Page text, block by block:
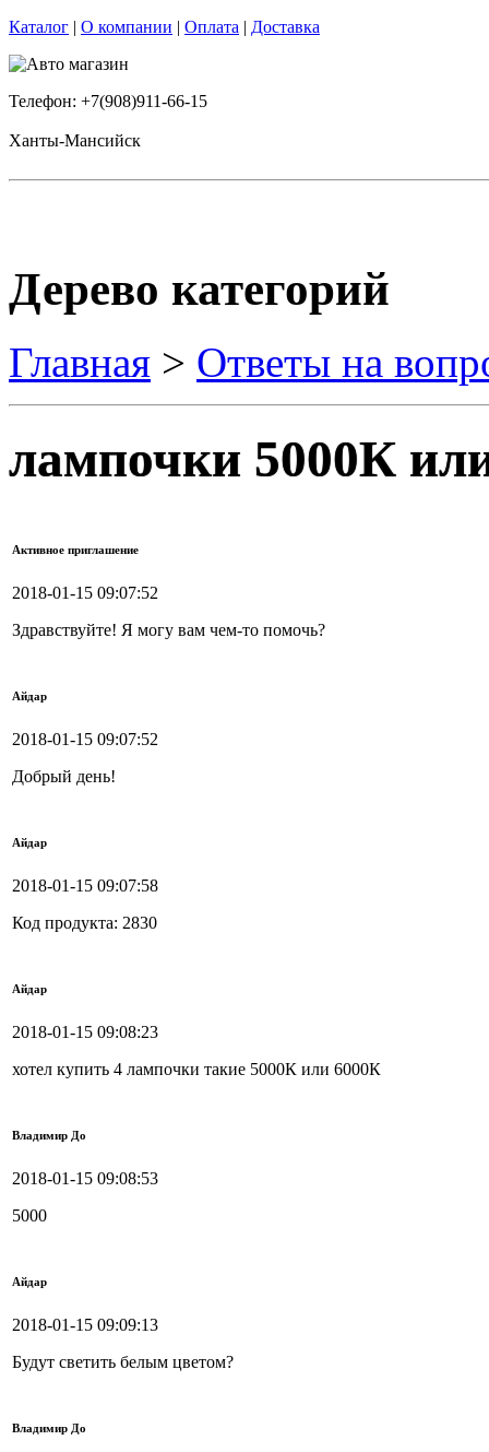
Каталог | О компании | Оплата | Доставка
Телефон: +7(908)911-66-15
Ханты-Мансийск
Дерево категорий
Главная > Ответы на
лампочки 5000К
Активное приглашение
2018-01-15 09:07:52
Здравствуйте! Я могу вам чем-то помочь?
Айдар
2018-01-15 09:07:52
Добрый день!
Айдар
2018-01-15 09:07:58
Код продукта: 2830
Айдар
2018-01-15 09:08:23
хотел купить 4 лампочки такие 5000К или 6000К
Владимир До
2018-01-15 09:08:53
5000
Айдар
2018-01-15 09:09:13
Будут светить белым цветом?
Владимир До